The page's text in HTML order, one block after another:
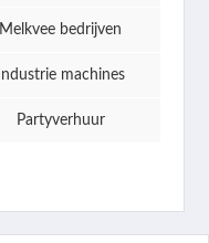
Melkvee bedrijven
Industrie machines
Partyverhuur